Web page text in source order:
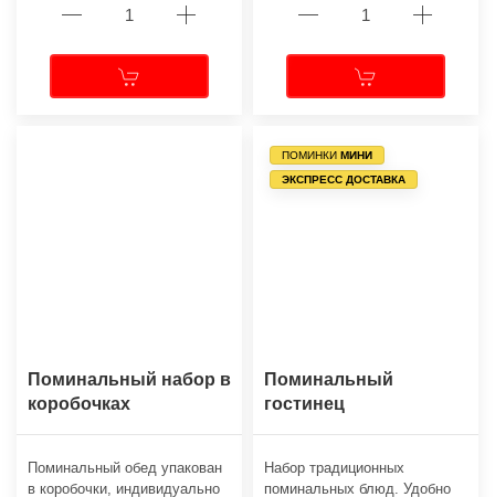
Поминальный набор в
коробочках
Поминальный обед упакован
в коробочки, индивидуально
ПОМИНКИ МИНИ
ЭКСПРЕСС ДОСТАВКА
Поминальный
гостинец
Набор традиционных
поминальных блюд. Удобно